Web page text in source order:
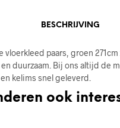
BESCHRIJVING
vloerkleed paars, groen 271cm
duurzaam. Bij ons altijd de
kelims snel geleverd.
ook